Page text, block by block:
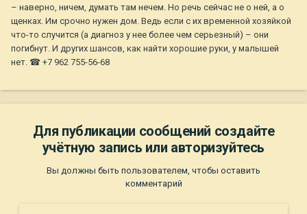
– наверно, ничем, думать там нечем. Но речь сейчас не о ней, а о
щенках. Им срочно нужен дом. Ведь если с их временной хозяйкой
что-то случится (а диагноз у нее более чем серьезный) – они
погибнут. И других шансов, как найти хорошие руки, у малышей
нет. ☎ +7 962 755-56-68
Для публикации сообщений создайте
учётную запись или авторизуйтесь
Вы должны быть пользователем, чтобы оставить
комментарий